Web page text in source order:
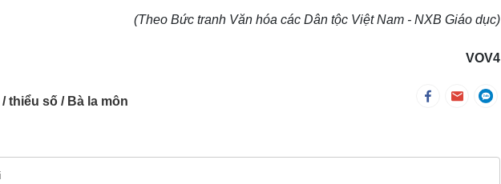
(Theo Bức tranh Văn hóa các Dân tộc Việt Nam - NXB Giáo dục)
VOV4
thiểu số Bà la môn